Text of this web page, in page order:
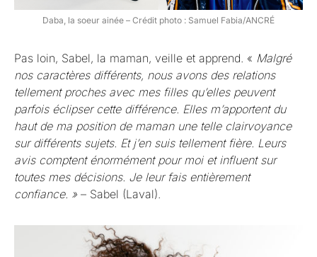
Daba, la soeur ainée – Crédit photo : Samuel Fabia/ANCRÉ
Pas loin, Sabel, la maman, veille et apprend. « Malgré
nos caractères différents, nous avons des relations
tellement proches avec mes filles qu’elles peuvent
parfois éclipser cette différence. Elles m’apportent du
haut de ma position de maman une telle clairvoyance
sur différents sujets. Et j’en suis tellement fière. Leurs
avis comptent énormément pour moi et influent sur
toutes mes décisions. Je leur fais entièrement
confiance. » – Sabel (Laval).